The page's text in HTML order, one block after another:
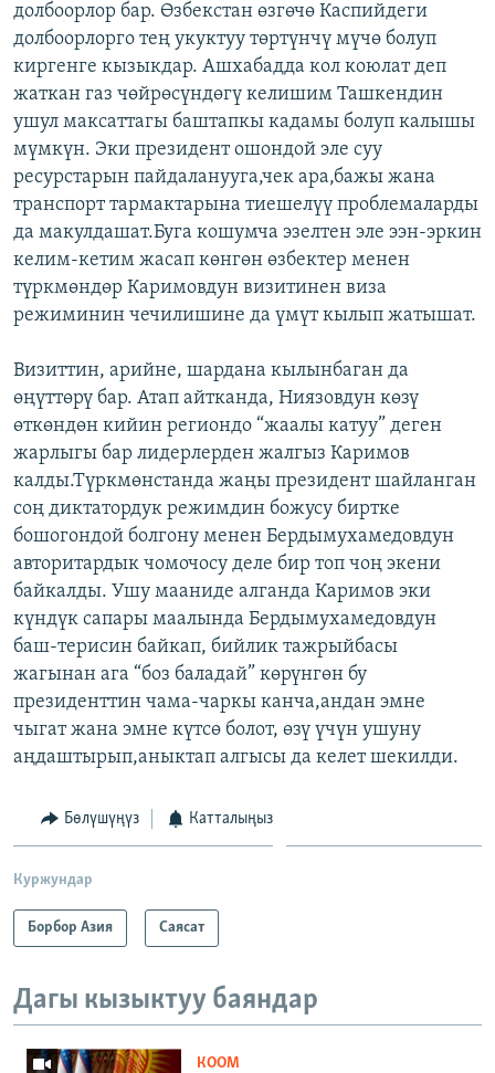
долбоорлор бар. Өзбекстан өзгөчө Каспийдеги
долбоорлорго тең укуктуу төртүнчү мүчө болуп
киргенге кызыкдар. Ашхабадда кол коюлат деп
жаткан газ чөйрөсүндөгү келишим Ташкендин
ушул максаттагы баштапкы кадамы болуп калышы
мүмкүн. Эки президент ошондой эле суу
ресурстарын пайдаланууга,чек ара,бажы жана
транспорт тармактарына тиешелүү проблемаларды
да макулдашат.Буга кошумча эзелтен эле ээн-эркин
келим-кетим жасап көнгөн өзбектер менен
түркмөндөр Каримовдун визитинен виза
режиминин чечилишине да үмүт кылып жатышат.
Визиттин, арийне, шардана кылынбаган да
өңүттөрү бар. Атап айтканда, Ниязовдун көзү
өткөндөн кийин региондо “жаалы катуу” деген
жарлыгы бар лидерлерден жалгыз Каримов
калды.Түркмөнстанда жаңы президент шайланган
соң диктатордук режимдин божусу биртке
бошогондой болгону менен Бердымухамедовдун
авторитардык чомочосу деле бир топ чоң экени
байкалды. Ушу мааниде алганда Каримов эки
күндүк сапары маалында Бердымухамедовдун
баш-терисин байкап, бийлик тажрыйбасы
жагынан ага “боз баладай” көрүнгөн бу
президенттин чама-чаркы канча,андан эмне
чыгат жана эмне күтсө болот, өзү үчүн ушуну
аңдаштырып,аныктап алгысы да келет шекилди.
Бөлүшүңүз Катталыңыз
Куржундар
Борбор Азия Саясат
Дагы кызыктуу баяндар
КООМ